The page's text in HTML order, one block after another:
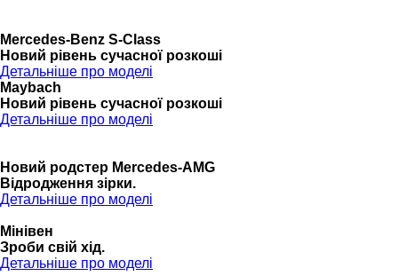
Mercedes-Benz S-Class
Новий рівень сучасної розкоші
Детальніше про моделі
Maybach
Новий рівень сучасної розкоші
Детальніше про моделі
Новий родстер Mercedes-AMG
Відродження зірки.
Детальніше про моделі
Мінівен
Зроби свій хід.
Детальніше про моделі